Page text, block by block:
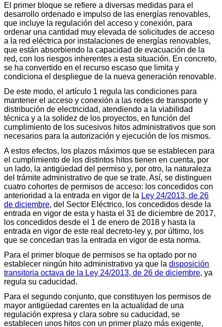
El primer bloque se refiere a diversas medidas para el
desarrollo ordenado e impulso de las energías renovables,
que incluye la regulación del acceso y conexión, para
ordenar una cantidad muy elevada de solicitudes de acceso
a la red eléctrica por instalaciones de energías renovables,
que están absorbiendo la capacidad de evacuación de la
red, con los riesgos inherentes a esta situación. En concreto,
se ha convertido en el recurso escaso que limita y
condiciona el despliegue de la nueva generación renovable.
De este modo, el artículo 1 regula las condiciones para
mantener el acceso y conexión a las redes de transporte y
distribución de electricidad, atendiendo a la viabilidad
técnica y a la solidez de los proyectos, en función del
cumplimiento de los sucesivos hitos administrativos que son
necesarios para la autorización y ejecución de los mismos.
A estos efectos, los plazos máximos que se establecen para
el cumplimiento de los distintos hitos tienen en cuenta, por
un lado, la antigüedad del permiso y, por otro, la naturaleza
del trámite administrativo de que se trate. Así, se distinguen
cuatro cohortes de permisos de acceso: los concedidos con
anterioridad a la entrada en vigor de la Ley 24/2013, de 26
de diciembre, del Sector Eléctrico, los concedidos desde la
entrada en vigor de esta y hasta el 31 de diciembre de 2017,
los concedidos desde el 1 de enero de 2018 y hasta la
entrada en vigor de este real decreto-ley y, por último, los
que se concedan tras la entrada en vigor de esta norma.
Para el primer bloque de permisos se ha optado por no
establecer ningún hito administrativo ya que la disposición
transitoria octava de la Ley 24/2013, de 26 de diciembre, ya
regula su caducidad.
Para el segundo conjunto, que constituyen los permisos de
mayor antigüedad carentes en la actualidad de una
regulación expresa y clara sobre su caducidad, se
establecen unos hitos con un primer plazo más exigente,